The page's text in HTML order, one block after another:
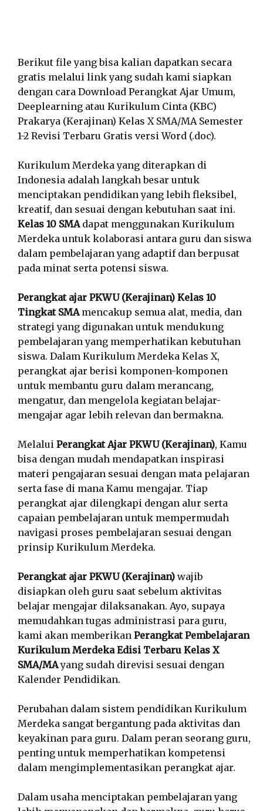
Berikut file yang bisa kalian dapatkan secara
gratis melalui link yang sudah kami siapkan
dengan cara Download Perangkat Ajar Umum,
Deeplearning atau Kurikulum Cinta (KBC)
Prakarya (Kerajinan) Kelas X SMA/MA Semester
1-2 Revisi Terbaru Gratis versi Word (.doc).
Kurikulum Merdeka yang diterapkan di
Indonesia adalah langkah besar untuk
menciptakan pendidikan yang lebih fleksibel,
kreatif, dan sesuai dengan kebutuhan saat ini.
Kelas 10 SMAdapat menggunakan Kurikulum
Merdeka untuk kolaborasi antara guru dan siswa
dalam pembelajaran yang adaptif dan berpusat
pada minat serta potensi siswa.
Perangkat ajar PKWU (Kerajinan) Kelas 10
Tingkat SMAmencakup semua alat, media, dan
strategi yang digunakan untuk mendukung
pembelajaran yang memperhatikan kebutuhan
siswa. Dalam Kurikulum Merdeka Kelas X,
perangkat ajar berisi komponen-komponen
untuk membantu guru dalam merancang,
mengatur, dan mengelola kegiatan belajar-
mengajar agar lebih relevan dan bermakna.
Melalui Perangkat Ajar PKWU (Kerajinan), Kamu
bisa dengan mudah mendapatkan inspirasi
materi pengajaran sesuai dengan mata pelajaran
serta fase di mana Kamu mengajar. Tiap
perangkat ajar dilengkapi dengan alur serta
capaian pembelajaran untuk mempermudah
navigasi proses pembelajaran sesuai dengan
prinsip Kurikulum Merdeka.
Perangkat ajar PKWU (Kerajinan) wajib
disiapkan oleh guru saat sebelum aktivitas
belajar mengajar dilaksanakan. Ayo, supaya
memudahkan tugas administrasi para guru,
kami akan memberikan Perangkat Pembelajaran
Kurikulum Merdeka Edisi Terbaru Kelas X
SMA/MAyang sudah direvisi sesuai dengan
Kalender Pendidikan.
Perubahan dalam sistem pendidikan Kurikulum
Merdeka sangat bergantung pada aktivitas dan
keyakinan para guru. Dalam peran seorang guru,
penting untuk memperhatikan kompetensi
dalam mengimplementasikan perangkat ajar.
Dalam usaha menciptakan pembelajaran yang